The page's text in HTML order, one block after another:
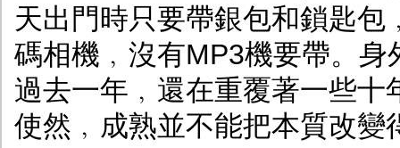
天出門時只要帶銀包和鎖匙
碼相機﹐沒有MP3機要帶。
過去一年﹐還在重覆著一些
使然﹐成熟並不能把本質改變